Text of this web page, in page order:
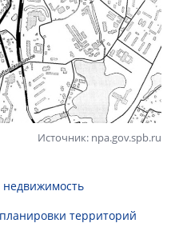
Источник: npa.gov.spb.ru
территорий